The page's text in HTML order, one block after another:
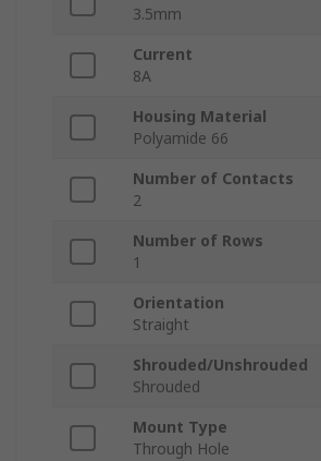
3.5mm
Current
8A
Housing Material
Polyamide 66
Number of Contacts
2
Number of Rows
1
Orientation
Straight
Shrouded/Unshrouded
Shrouded
Mount Type
Through Hole